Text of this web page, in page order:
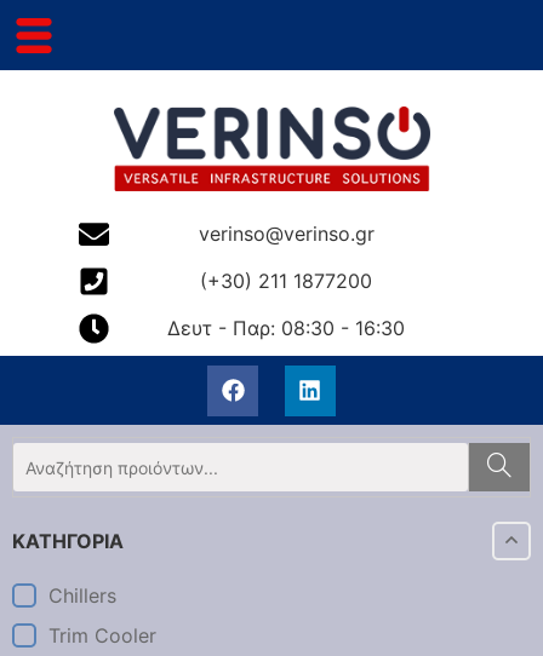
verinso@verinso.gr
(+30) 211 1877200
Δευτ - Παρ: 08:30 - 16:30
ΚΑΤΗΓΟΡΙΑ
Chillers
Trim Cooler